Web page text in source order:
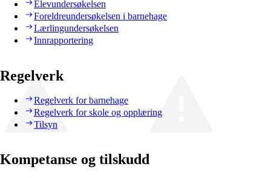
Elevundersøkelsen
Foreldreundersøkelsen i barnehage
Lærlingundersøkelsen
Innrapportering
Regelverk
Regelverk for barnehage
Regelverk for skole og opplæring
Tilsyn
Kompetanse og tilskudd